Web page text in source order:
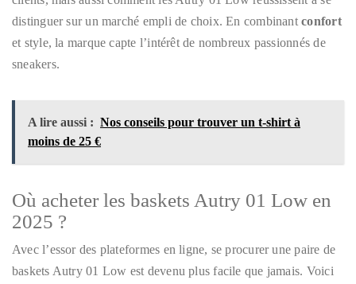
distinguer sur un marché empli de choix. En combinantconfort
et style, la marque capte l’intérêt de nombreux passionnés de
sneakers.
A lire aussi : Nos conseils pour trouver un t-shirt à
moins de 25 €
Où acheter les baskets Autry 01 Low en
2025 ?
Avec l’essor des plateformes en ligne, se procurer une paire de
baskets Autry 01 Low est devenu plus facile que jamais. Voici